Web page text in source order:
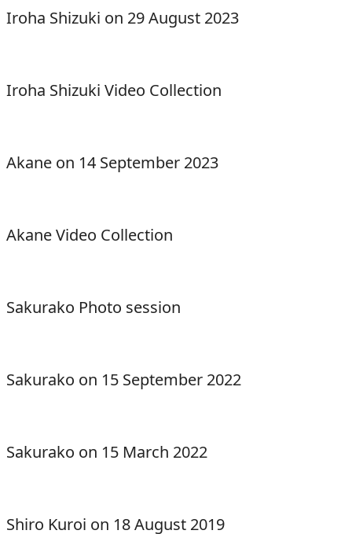
Iroha Shizuki on 29 August 2023
Iroha Shizuki Video Collection
Akane on 14 September 2023
Akane Video Collection
Sakurako Photo session
Sakurako on 15 September 2022
Sakurako on 15 March 2022
Shiro Kuroi on 18 August 2019